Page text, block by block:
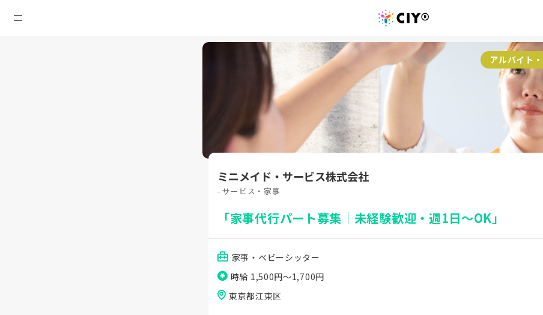
アルバイト
ミニメイド・サービス株式会社
- サービス・家事
「家事代行パート募集｜未経験歓迎・週1日～OK」
家事・ベビーシッター
時給 1,500円〜1,700円
東京都江東区